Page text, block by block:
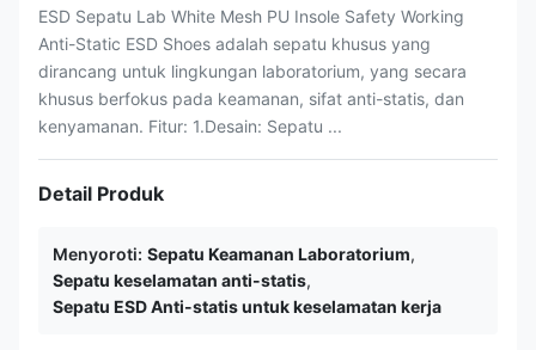
ESD Sepatu Lab White Mesh PU Insole Safety Working
Anti-Static ESD Shoes adalah sepatu khusus yang
dirancang untuk lingkungan laboratorium, yang secara
khusus berfokus pada keamanan, sifat anti-statis, dan
kenyamanan. Fitur: 1.Desain: Sepatu ...
Detail Produk
Menyoroti: Sepatu Keamanan Laboratorium,
Sepatu keselamatan anti-statis,
Sepatu ESD Anti-statis untuk keselamatan kerja